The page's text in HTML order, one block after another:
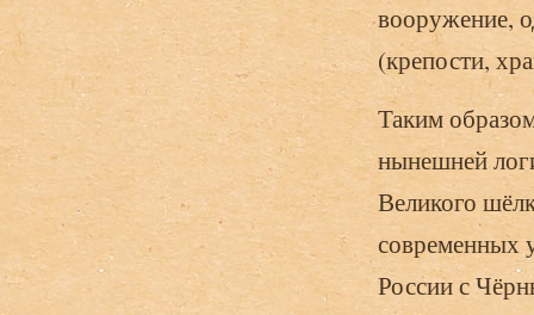
вооружение,
(крепости,
Таким
нынешней
Великого
современных
России с